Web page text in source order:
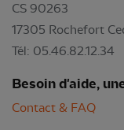
CS 90263
17305 Rochefort
Tél: 05.46.82.12.34
Besoin d'aide,
Contact & FAQ